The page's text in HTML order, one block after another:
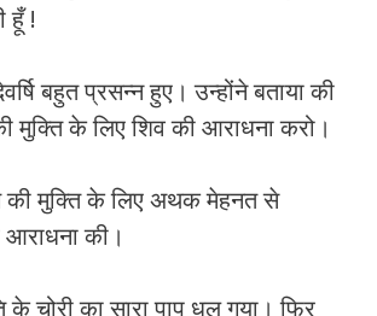
हूँ !
बहुत प्रसन्न हुए। उन्होंने बताया की
मुक्ति के लिए शिव की आराधना करो।
मुक्ति के लिए अथक मेहनत से
की।
चोरी का सारा पाप धूल गया। फिर